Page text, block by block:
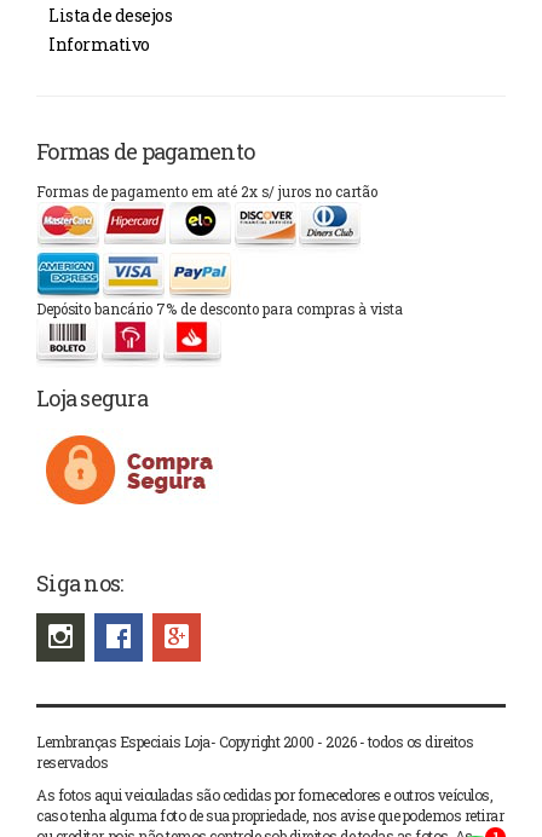
Lista de desejos
Informativo
Formas de pagamento
Formas de pagamento em até 2x s/ juros no cartão
Depósito bancário 7% de desconto para compras à vista
Loja segura
Siga nos:
Lembranças Especiais Loja- Copyright 2000 - 2026 - todos os direitos
reservados
As fotos aqui veiculadas são cedidas por fornecedores e outros veículos,
caso tenha alguma foto de sua propriedade, nos avise que podemos retirar